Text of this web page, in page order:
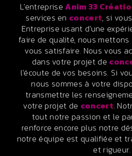
L’entrepriseAnim 33
services en concert, si
Entreprise usant d’une
faire de qualité, nous
vous satisfaire. Nous vous
dans votre projet de
l’écoute de vos besoins. Si
nous sommes à votre
transmettre les
votre projet de concert.
tout notre passion et le
renforce encore plus notre
notre équipe est qualifiée et
et rigueur.